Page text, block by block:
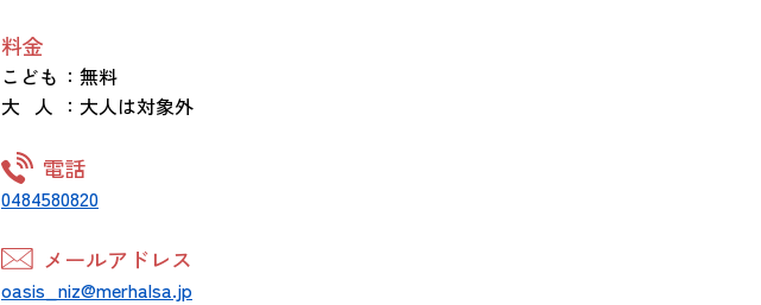
料金
こども ：無料
大 人 ：大人は対象外
電話
0484580820
メールアドレス
oasis_niz@merhalsa.jp